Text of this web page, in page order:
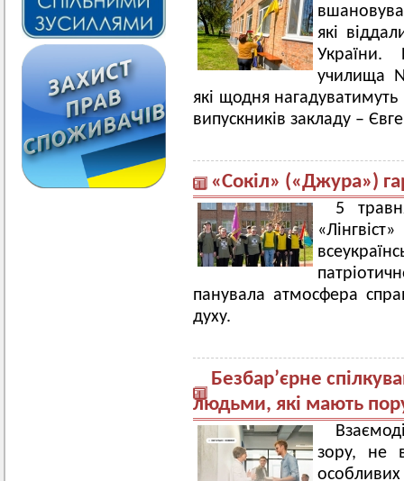
які
України.
училища
які щодня
випускників закладу –
«Сокіл» («Джура»)
5
панувала атмосфера
духу.
Безбар’єрне
людьми, які мають
зору, не